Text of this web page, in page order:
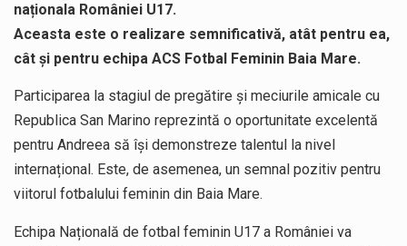
naționala României U17.
Aceasta este o realizare semnificativă, atât pentru ea,
cât și pentru echipa ACS Fotbal Feminin Baia Mare.
Participarea la stagiul de pregătire și meciurile amicale cu
Republica San Marino reprezintă o oportunitate excelentă
pentru Andreea să își demonstreze talentul la nivel
internațional. Este, de asemenea, un semnal pozitiv pentru
viitorul fotbalului feminin din Baia Mare.
Echipa Națională de fotbal feminin U17 a României va